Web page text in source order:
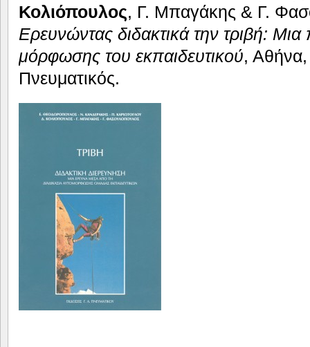
Κολιόπου­λος, Γ. Μπαγάκης & Γ.
Ερευνώντας διδακτικά την τριβή:
μόρφωσης του εκπαιδευτικού, Αθήνα,
Πνευματικός.